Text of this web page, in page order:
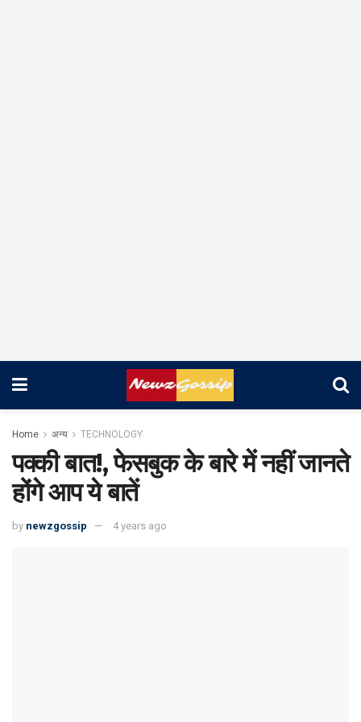
Home अन्य TECHNOLOGY
पक्की बात!, फेसबुक के बारे में नहीं जानते
होंगे आप ये बातें
by newzgossip 4 years ago